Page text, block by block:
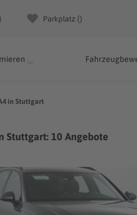
Parkplatz ()
in Stuttgart
Stuttgart: 10 Angebote